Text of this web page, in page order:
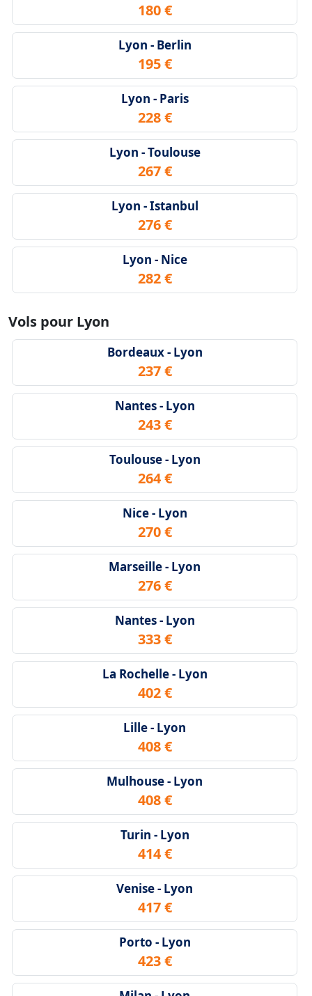
180 €
Lyon - Berlin
195 €
Lyon - Paris
228 €
Lyon - Toulouse
267 €
Lyon - Istanbul
276 €
Lyon - Nice
282 €
Vols pour Lyon
Bordeaux - Lyon
237 €
Nantes - Lyon
243 €
Toulouse - Lyon
264 €
Nice - Lyon
270 €
Marseille - Lyon
276 €
Nantes - Lyon
333 €
La Rochelle - Lyon
402 €
Lille - Lyon
408 €
Mulhouse - Lyon
408 €
Turin - Lyon
414 €
Venise - Lyon
417 €
Porto - Lyon
423 €